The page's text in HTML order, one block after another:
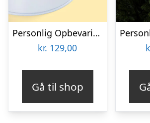
Personlig Opbevaringsboks i Metal med Billede – Rund
kr. 129,00
Gå til shop